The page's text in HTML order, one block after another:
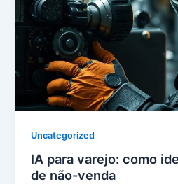
Uncategorized
IA para varejo: como
de não-venda